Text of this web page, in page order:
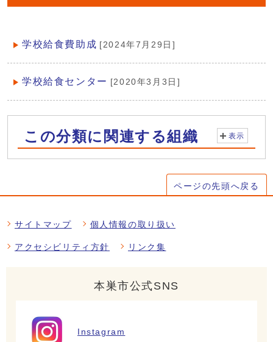
メインメニュー
学校給食費助成 [2024年7月29日]
学校給食センター [2020年3月3日]
この分類に関連する組織 表示
ページの先頭へ戻る
サイトマップ 個人情報の取り扱い
アクセシビリティ方針 リンク集
本巣市公式SNS
Instagram